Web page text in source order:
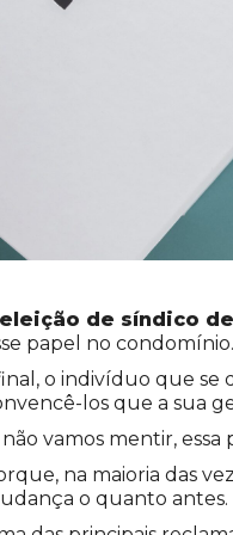
eleição de síndico
papel no condomínio.
o indivíduo que se
los que a sua
não vamos mentir,
na maioria das
o quanto antes.